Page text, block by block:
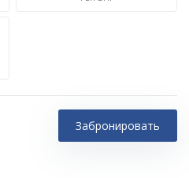
Забронировать